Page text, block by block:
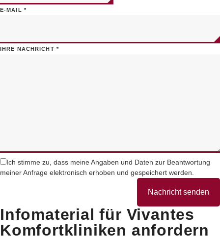
E-MAIL *
IHRE NACHRICHT *
Ich stimme zu, dass meine Angaben und Daten zur Beantwortung
meiner Anfrage elektronisch erhoben und gespeichert werden.
Nachricht senden
Infomaterial für Vivantes
Komfortkliniken anfordern